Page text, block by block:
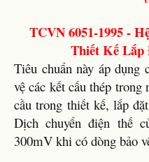
TCVN 6051-1995 -
Thiết Kế
Tiêu chuẩn này áp dụng
vệ các kết cấu thép
cầu trong thiết kế, lắp
Dịch chuyển điện thế
300mV khi có dòng bảo